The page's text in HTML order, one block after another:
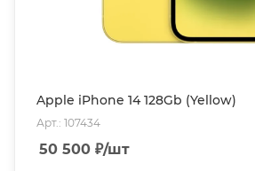
Apple iPhone 14 128Gb (Yellow)
Арт.: 107434
50 500 ₽/шт